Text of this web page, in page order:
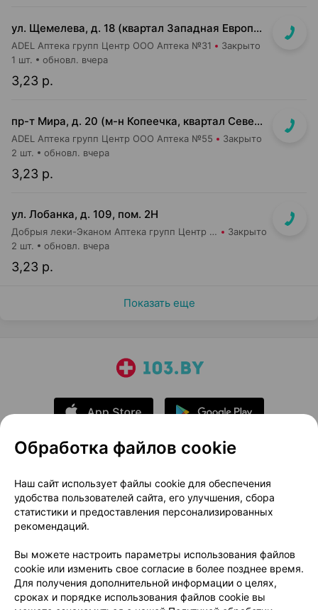
ул. Щемелева, д. 18 (квартал Западная Европа, д. Амстердам)
ADEL Аптека групп Центр ООО Аптека №31 Закрыто
3,23 р.
1 шт. обновл. вчера
пр-т Мира, д. 20 (м-н Копеечка, квартал Северная Европа)
ADEL Аптека групп Центр ООО Аптека №55 Закрыто
3,23 р.
2 шт. обновл. вчера
ул. Лобанка, д. 109, пом. 2Н
Добрыя леки-Эканом Аптека групп Центр ООО Аптека №14 Закрыто
3,23 р.
2 шт. обновл. вчера
Показать еще
О проекте
Новости проекта
Размещение рекламы
Медицинский маркетинг
Публичный договор
Доставка
Способы оплаты
Вакансии
Партнеры
Написать руководителю 103.by
Написать в поддержку
Обработка файлов cookie
Наш сайт использует файлы cookie для обеспечения
удобства пользователей сайта, его улучшения, сбора
статистики и предоставления персонализированных
рекомендаций.
Вы можете настроить параметры использования файлов
cookie или изменить свое согласие в более позднее время.
Для получения дополнительной информации о целях,
сроках и порядке использования файлов cookie вы